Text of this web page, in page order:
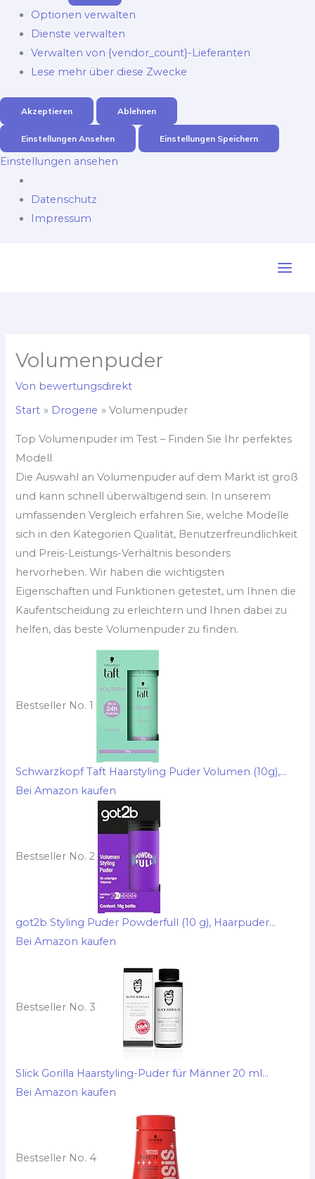
Optionen verwalten
Dienste verwalten
Verwalten von {vendor_count}-Lieferanten
Lese mehr über diese Zwecke
Akzeptieren Ablehnen
Einstellungen Ansehen Einstellungen Speichern
Einstellungen ansehen
Datenschutz
Impressum
Volumenpuder
Von bewertungsdirekt
Start
Drogerie Volumenpuder
Top Volumenpuder im Test – Finden Sie Ihr perfektes
Modell
Die Auswahl an Volumenpuder auf dem Markt ist groß
und kann schnell überwältigend sein. In unserem
umfassenden Vergleich erfahren Sie, welche Modelle
sich in den Kategorien Qualität, Benutzerfreundlichkeit
und Preis-Leistungs-Verhältnis besonders
hervorheben. Wir haben die wichtigsten
Eigenschaften und Funktionen getestet, um Ihnen die
Kaufentscheidung zu erleichtern und Ihnen dabei zu
helfen, das beste Volumenpuder zu finden.
Bestseller No. 1
Schwarzkopf Taft Haarstyling Puder Volumen (10g),...
Bei Amazon kaufen
Bestseller No. 2
got2b Styling Puder Powderfull (10 g), Haarpuder...
Bei Amazon kaufen
Bestseller No. 3
Slick Gorilla Haarstyling-Puder für Männer 20 ml...
Bei Amazon kaufen
Bestseller No. 4